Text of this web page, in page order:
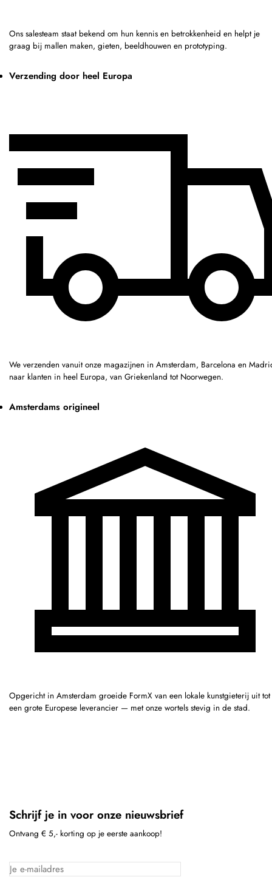
Ons salesteam staat bekend om hun kennis en betrokkenheid en helpt je
graag bij mallen maken, gieten, beeldhouwen en prototyping.
Verzending door heel Europa
We verzenden vanuit onze magazijnen in Amsterdam, Barcelona en
naar klanten in heel Europa, van Griekenland tot Noorwegen.
Amsterdams origineel
Opgericht in Amsterdam groeide FormX van een lokale kunstgieterij uit tot
een grote Europese leverancier — met onze wortels stevig in de stad.
Schrijf je in voor onze nieuwsbrief
Ontvang € 5,- korting op je eerste aankoop!